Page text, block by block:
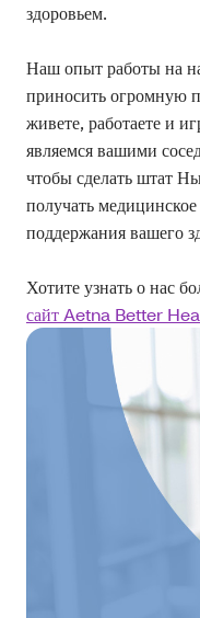
здоровьем.
Наш опыт работы на
приносить огромную
живете, работаете и
являемся вашими
чтобы сделать штат
получать
поддержания вашего
Хотите узнать о нас
сайт Aetna Better